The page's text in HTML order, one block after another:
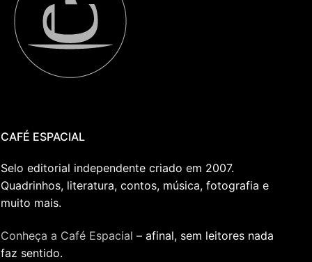
CAFÉ ESPACIAL
Selo editorial independente criado em 2007.
Quadrinhos, literatura, contos, música, fotografia e
muito mais.
Conheça a Café Espacial – afinal, sem leitores nada
faz sentido.